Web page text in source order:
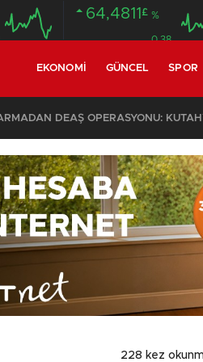
64,4811 £ %
0.38
EKONOMI GÜNCEL SPOR
228 kez